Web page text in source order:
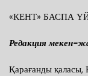
«КЕНТ» БАСПА
Редакция мекен-
Қарағанды